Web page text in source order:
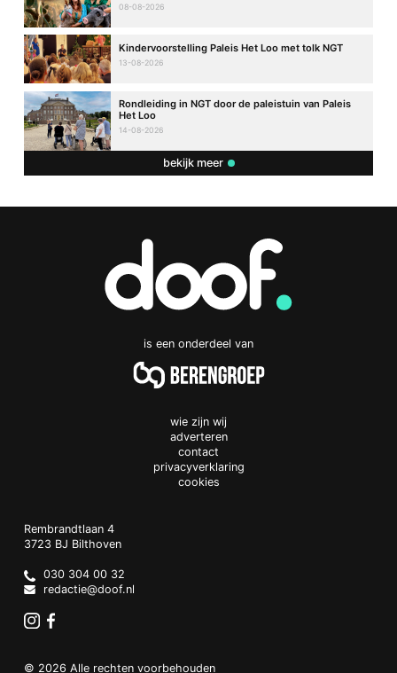
08-08-2026
Kindervoorstelling Paleis Het Loo met tolk NGT
13-08-2026
Rondleiding in NGT door de paleistuin van Paleis
Het Loo
14-08-2026
bekijk meer
is een onderdeel van
wie zijn wij
adverteren
contact
privacyverklaring
cookies
Doof.nl
work
Rembrandtlaan 4
3723 BJ Bilthoven
Netherlands
030 304 00 32
redactie@doof.nl
© 2026 Alle rechten voorbehouden